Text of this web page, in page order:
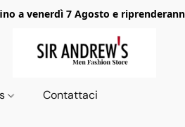
a venerdì 7 Agosto e
Contattaci